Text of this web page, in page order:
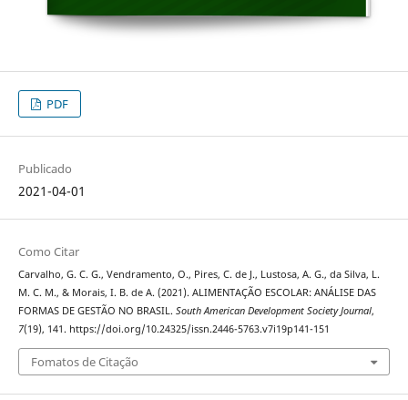
PDF
Publicado
2021-04-01
Como Citar
Carvalho, G. C. G., Vendramento, O., Pires, C. de J., Lustosa, A. G., da Silva, L.
M. C. M., & Morais, I. B. de A. (2021). ALIMENTAÇÃO ESCOLAR: ANÁLISE DAS
FORMAS DE GESTÃO NO BRASIL. South American Development Society Journal,
7(19), 141. https://doi.org/10.24325/issn.2446-5763.v7i19p141-151
Fomatos de Citação